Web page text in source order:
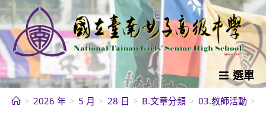
跳
轉
至
主
要
內
選單
> 2026 年 > 5 月 > 28 日 > B.文章分類 > 03.教師活動 >